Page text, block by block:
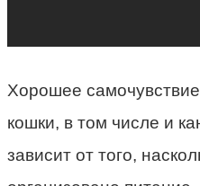
Хорошее
кошки, в том числе и
зависит от того,